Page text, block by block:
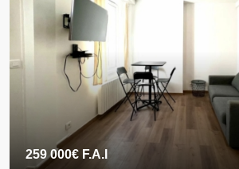
259 000€ F.A.I